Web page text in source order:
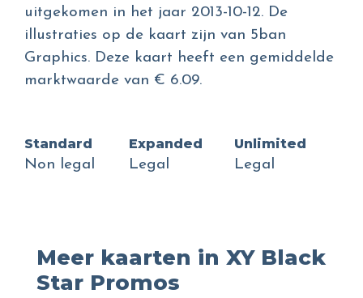
uitgekomen in het jaar 2013-10-12. De
illustraties op de kaart zijn van 5ban
Graphics. Deze kaart heeft een gemiddelde
marktwaarde van € 6.09.
Standard
Non legal
Expanded
Legal
Unlimited
Legal
Meer kaarten in XY Black
Star Promos